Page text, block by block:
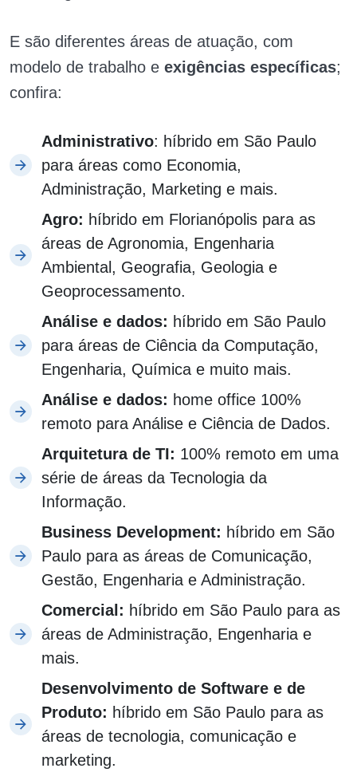
E são diferentes áreas de atuação, com
modelo de trabalho e exigências específicas;
confira:
Administrativo: híbrido em São Paulo
para áreas como Economia,
Administração, Marketing e mais.
Agro: híbrido em Florianópolis para as
áreas de Agronomia, Engenharia
Ambiental, Geografia, Geologia e
Geoprocessamento.
Análise e dados: híbrido em São Paulo
para áreas de Ciência da Computação,
Engenharia, Química e muito mais.
Análise e dados: home office 100%
remoto para Análise e Ciência de Dados.
Arquitetura de TI: 100% remoto em uma
série de áreas da Tecnologia da
Informação.
Business Development: híbrido em São
Paulo para as áreas de Comunicação,
Gestão, Engenharia e Administração.
Comercial: híbrido em São Paulo para as
áreas de Administração, Engenharia e
mais.
Desenvolvimento de Software e de
Produto: híbrido em São Paulo para as
áreas de tecnologia, comunicação e
marketing.